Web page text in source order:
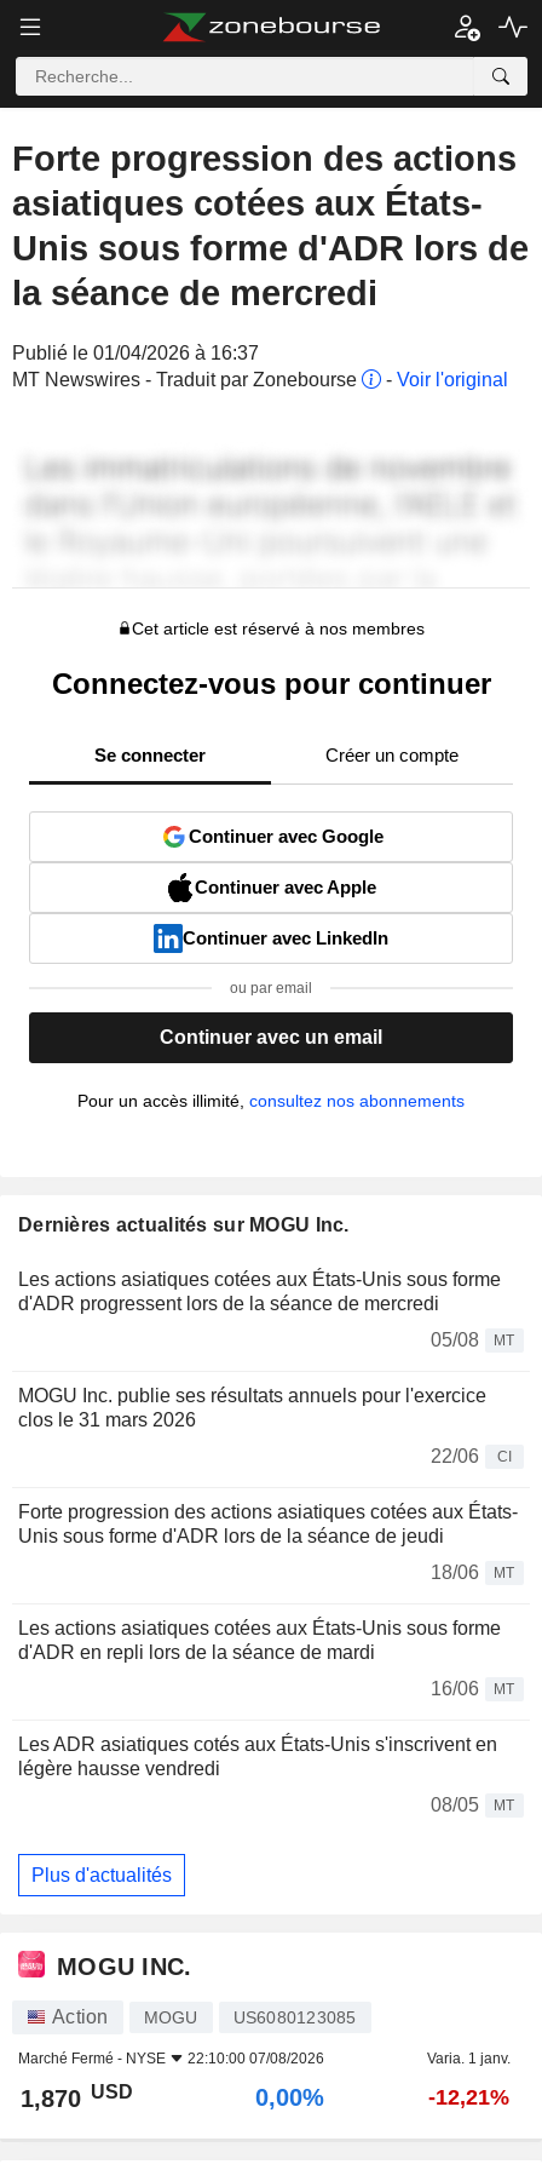
Forte progression des actions
asiatiques cotées aux États-
Unis sous forme d'ADR lors de
la séance de mercredi
Publié le 01/04/2026 à 16:37
MT Newswires - Traduit par Zonebourse
- Voir l'original
Cet article est réservé à nos membres
Connectez-vous pour continuer
Se connecter Créer un compte
Continuer avec Google
Continuer avec Apple
Continuer avec LinkedIn
ou par email
Continuer avec un email
Pour un accès illimité, consultez nos abonnements
Dernières actualités sur MOGU Inc.
Les actions asiatiques cotées aux États-Unis sous forme
d'ADR progressent lors de la séance de mercredi
05/08
MT
MOGU Inc. publie ses résultats annuels pour l'exercice
clos le 31 mars 2026
22/06
CI
Forte progression des actions asiatiques cotées aux États-
Unis sous forme d'ADR lors de la séance de jeudi
18/06
MT
Les actions asiatiques cotées aux États-Unis sous forme
d'ADR en repli lors de la séance de mardi
16/06
MT
Les ADR asiatiques cotés aux États-Unis s'inscrivent en
légère hausse vendredi
08/05
MT
Plus d'actualités
MOGU INC.
Action MOGU US6080123085
Marché Fermé - NYSE 22:10:00 07/08/2026 Varia. 1 janv.
1,870 USD 0,00% -12,21%